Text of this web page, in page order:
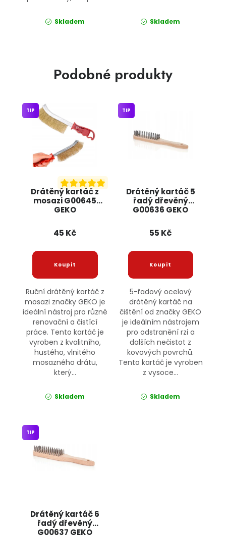
Skladem Skladem
Podobné produkty
Drátěný kartáč z
mosazi G00645
GEKO
TIP
45 Kč
Ruční drátěný kartáč z
mosazi značky GEKO je
ideální nástroj pro různé
renovační a čistící
práce. Tento kartáč je
vyroben z kvalitního,
hustého, vlnitého
mosazného drátu,
který...
Skladem
Drátěný kartáč 5
řadý dřevěný
G00636 GEKO
TIP
55 Kč
5-řadový ocelový
drátěný kartáč na
čištění od značky GEKO
je ideálním nástrojem
pro odstranění rzi a
dalších nečistot z
kovových povrchů.
Tento kartáč je vyroben
z vysoce...
Skladem
Drátěný kartáč 6
řadý dřevěný
G00637 GEKO
TIP